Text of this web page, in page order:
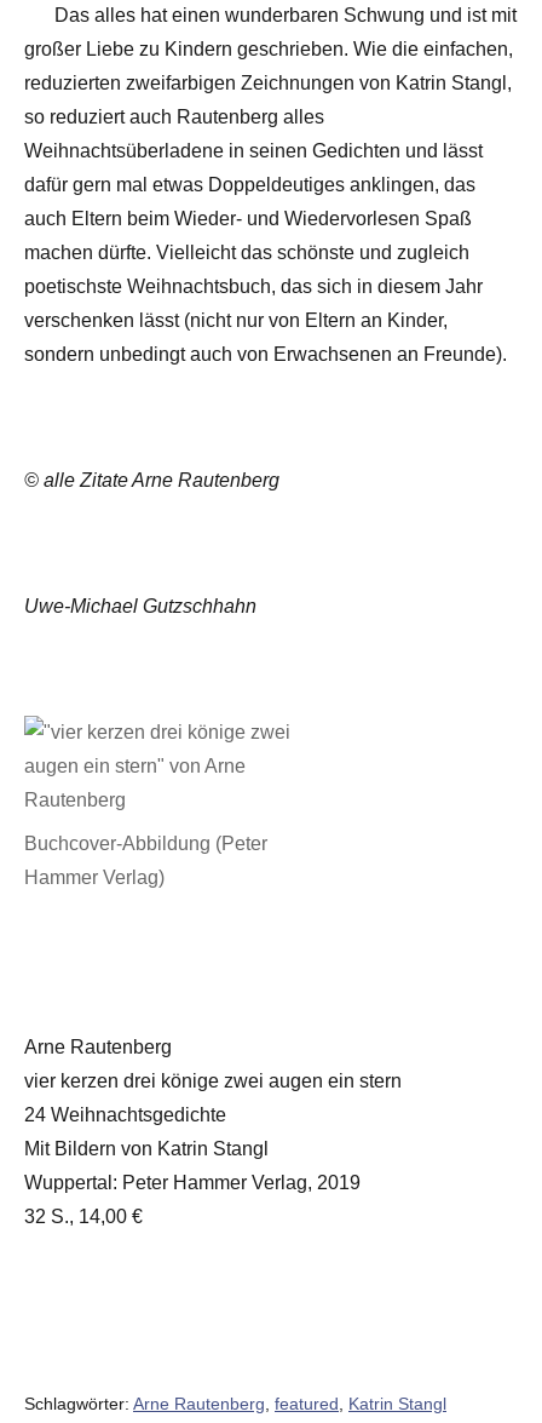
Das alles hat einen wunderbaren Schwung und ist mit
großer Liebe zu Kindern geschrieben. Wie die einfachen,
reduzierten zweifarbigen Zeichnungen von Katrin Stangl,
so reduziert auch Rautenberg alles
Weihnachtsüberladene in seinen Gedichten und lässt
dafür gern mal etwas Doppeldeutiges anklingen, das
auch Eltern beim Wieder- und Wiedervorlesen Spaß
machen dürfte. Vielleicht das schönste und zugleich
poetischste Weihnachtsbuch, das sich in diesem Jahr
verschenken lässt (nicht nur von Eltern an Kinder,
sondern unbedingt auch von Erwachsenen an Freunde).
© alle Zitate Arne Rautenberg
Uwe-Michael Gutzschhahn
Buchcover-Abbildung (Peter
Hammer Verlag)
Arne Rautenberg
vier kerzen drei könige zwei augen ein stern
24 Weihnachtsgedichte
Mit Bildern von Katrin Stangl
Wuppertal: Peter Hammer Verlag, 2019
32 S., 14,00 €
Schlagwörter: Arne Rautenberg featured Katrin Stangl